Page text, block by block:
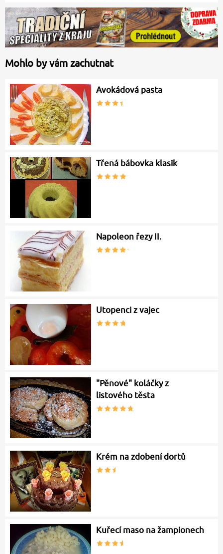
Mohlo by vám zachutnat
Avokádová pasta
Třená bábovka klasik
Napoleon řezy II.
Utopenci z vajec
"Pěnové" koláčky z
listového těsta
Krém na zdobení dortů
Kuřecí maso na žampionech